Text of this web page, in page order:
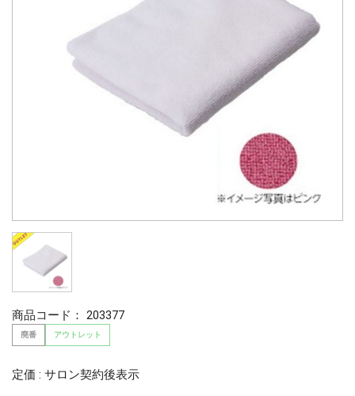
商品コード： 203377
廃番 アウトレット
定価 : サロン契約後表示